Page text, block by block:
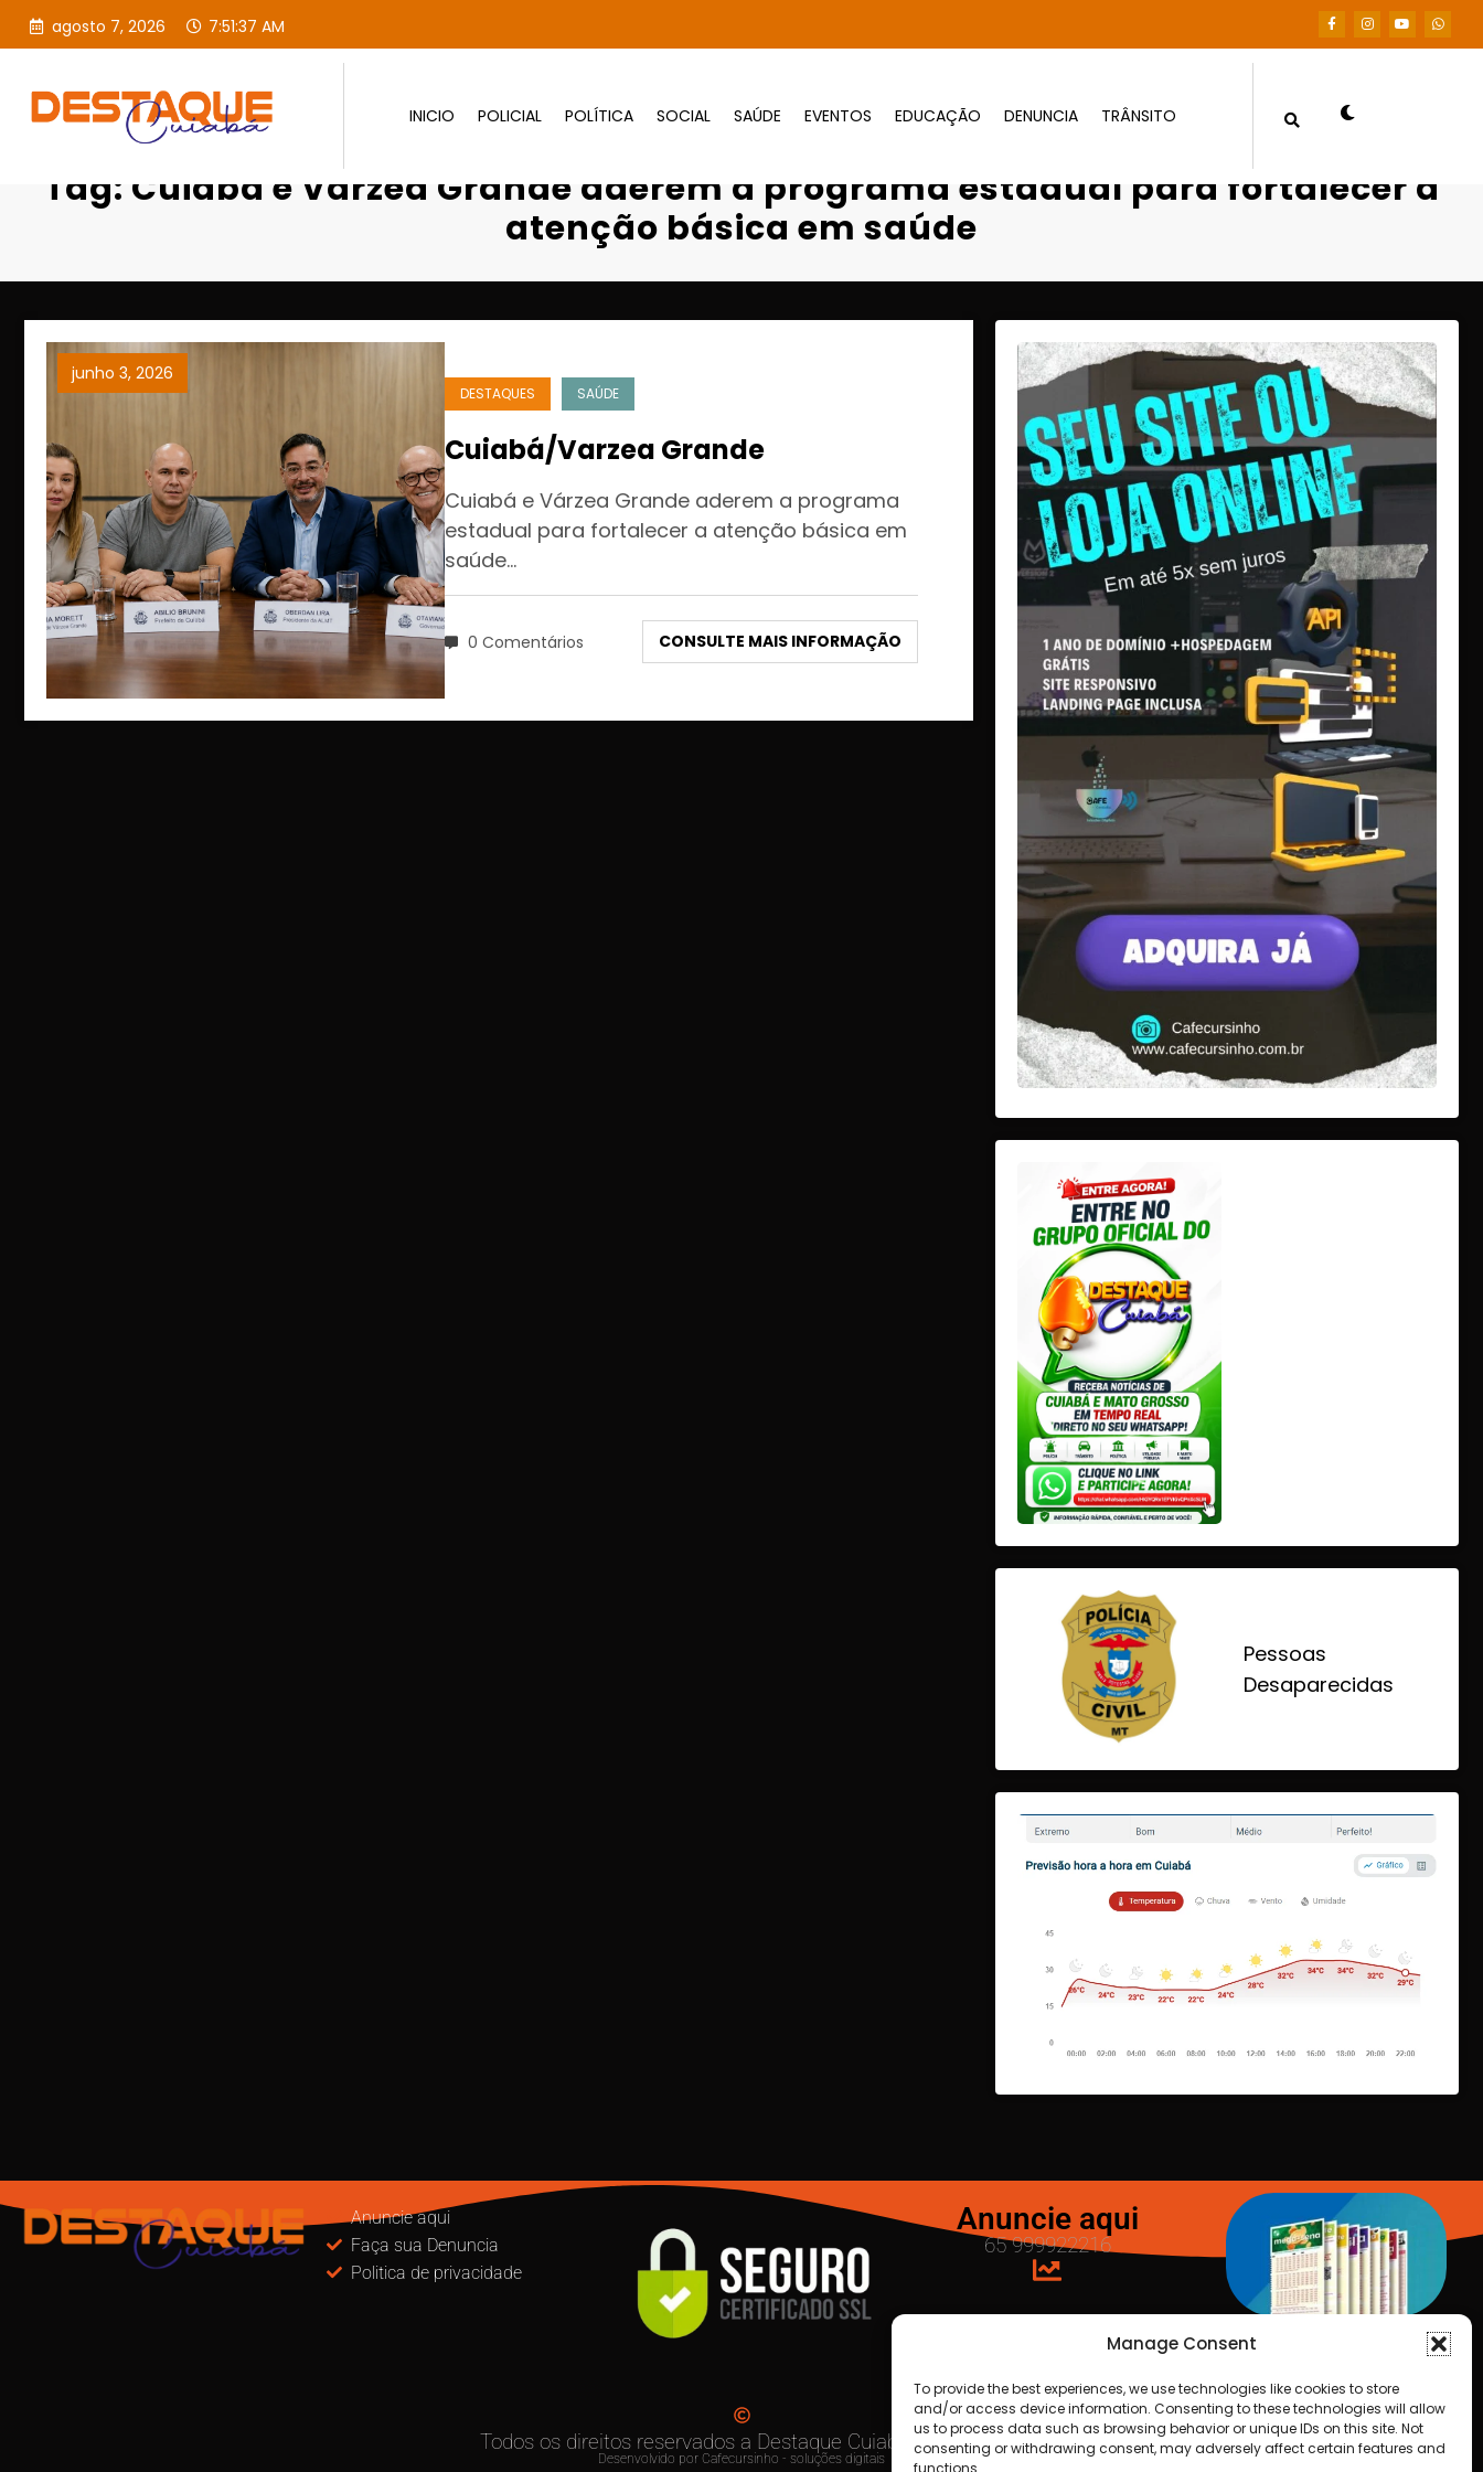
Manage Consent
To provide the best experiences, we use technologies like cookies to store
and/or access device information. Consenting to these technologies will allow
us to process data such as browsing behavior or unique IDs on this site. Not
consenting or withdrawing consent, may adversely affect certain features and
functions.
agosto 7, 2026 7:51:38 AM
INICIO POLICIAL POLÍTICA SOCIAL SAÚDE EVENTOS EDUCAÇÃO DENUNCIA TRÂNSITO
Página inicial Cuiabá e Várzea Grande aderem a programa estadual para fortalecer a atenção básica em saúde
Tag: Cuiabá e Várzea Grande aderem a programa estadual para fortalecer a
atenção básica em saúde
junho 3, 2026
DESTAQUES SAÚDE
Cuiabá/Varzea Grande
Cuiabá e Várzea Grande aderem a programa
estadual para fortalecer a atenção básica em
saúde…
0 Comentários CONSULTE MAIS INFORMAÇÃO
Pessoas
Desaparecidas
Anuncie aqui
Faça sua Denuncia
Politica de privacidade
Anuncie aqui
65 999922216
Todos os direitos reservados a Destaque Cuiabá MT | 2025
Desenvolvido por Cafecursinho - soluções digitais